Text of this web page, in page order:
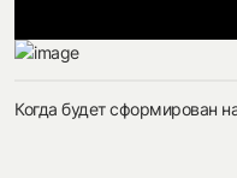
Когда будет сформирован